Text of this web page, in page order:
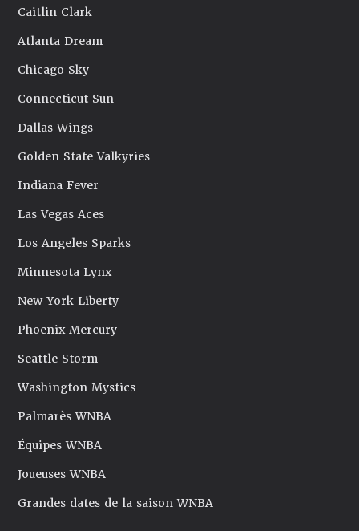
Caitlin Clark
Atlanta Dream
Chicago Sky
Connecticut Sun
Dallas Wings
Golden State Valkyries
Indiana Fever
Las Vegas Aces
Los Angeles Sparks
Minnesota Lynx
New York Liberty
Phoenix Mercury
Seattle Storm
Washington Mystics
Palmarès WNBA
Équipes WNBA
Joueuses WNBA
Grandes dates de la saison WNBA